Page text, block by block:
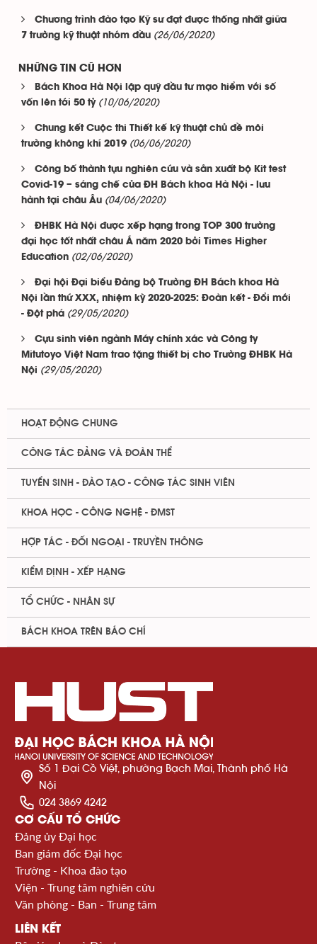
Chương trình đào tạo Kỹ sư đạt được thống nhất giữa
7 trường kỹ thuật nhóm đầu (26/06/2020)
NHỮNG TIN CŨ HƠN
Bách Khoa Hà Nội lập quỹ đầu tư mạo hiểm với số
vốn lên tới 50 tỷ (10/06/2020)
Chung kết Cuộc thi Thiết kế kỹ thuật chủ đề môi
trường không khí 2019 (06/06/2020)
Công bố thành tựu nghiên cứu và sản xuất bộ Kit test
Covid-19 – sáng chế của ĐH Bách khoa Hà Nội - lưu
hành tại châu Âu (04/06/2020)
ĐHBK Hà Nội được xếp hạng trong TOP 300 trường
đại học tốt nhất châu Á năm 2020 bởi Times Higher
Education (02/06/2020)
Đại hội Đại biểu Đảng bộ Trường ĐH Bách khoa Hà
Nội lần thứ XXX, nhiệm kỳ 2020-2025: Đoàn kết - Đổi mới
- Đột phá (29/05/2020)
Cựu sinh viên ngành Máy chính xác và Công ty
Mitutoyo Việt Nam trao tặng thiết bị cho Trường ĐHBK Hà
Nội (29/05/2020)
HOẠT ĐỘNG CHUNG
CÔNG TÁC ĐẢNG VÀ ĐOÀN THỂ
TUYỂN SINH - ĐÀO TẠO - CÔNG TÁC SINH VIÊN
KHOA HỌC - CÔNG NGHỆ - ĐMST
HỢP TÁC - ĐỐI NGOẠI - TRUYỀN THÔNG
KIỂM ĐỊNH - XẾP HẠNG
TỔ CHỨC - NHÂN SỰ
BÁCH KHOA TRÊN BÁO CHÍ
Số 1 Đại Cồ Việt, phường Bạch Mai, Thành phố Hà
Nội
024 3869 4242
CƠ CẤU TỔ CHỨC
Đảng ủy Đại học
Ban giám đốc Đại học
Trường - Khoa đào tạo
Viện - Trung tâm nghiên cứu
Văn phòng - Ban - Trung tâm
LIÊN KẾT